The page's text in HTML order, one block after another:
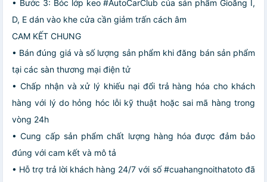
• Bước 3: Bóc lớp keo #AutoCarClub của sản phẩm Gioăng I,
D, E dán vào khe cửa cần giảm trấn cách âm
CAM KẾT CHUNG
• Bán đúng giá và số lượng sản phẩm khi đăng bán sản phẩm
tại các sàn thương mại điện tử
• Chấp nhận và xử lý khiếu nại đổi trả hàng hóa cho khách
hàng với lý do hỏng hóc lỗi kỹ thuật hoặc sai mã hàng trong
vòng 24h
• Cung cấp sản phẩm chất lượng hàng hóa được đảm bảo
đúng với cam kết và mô tả
• Hỗ trợ trả lời khách hàng 24/7 với số #cuahangnoithatoto đã